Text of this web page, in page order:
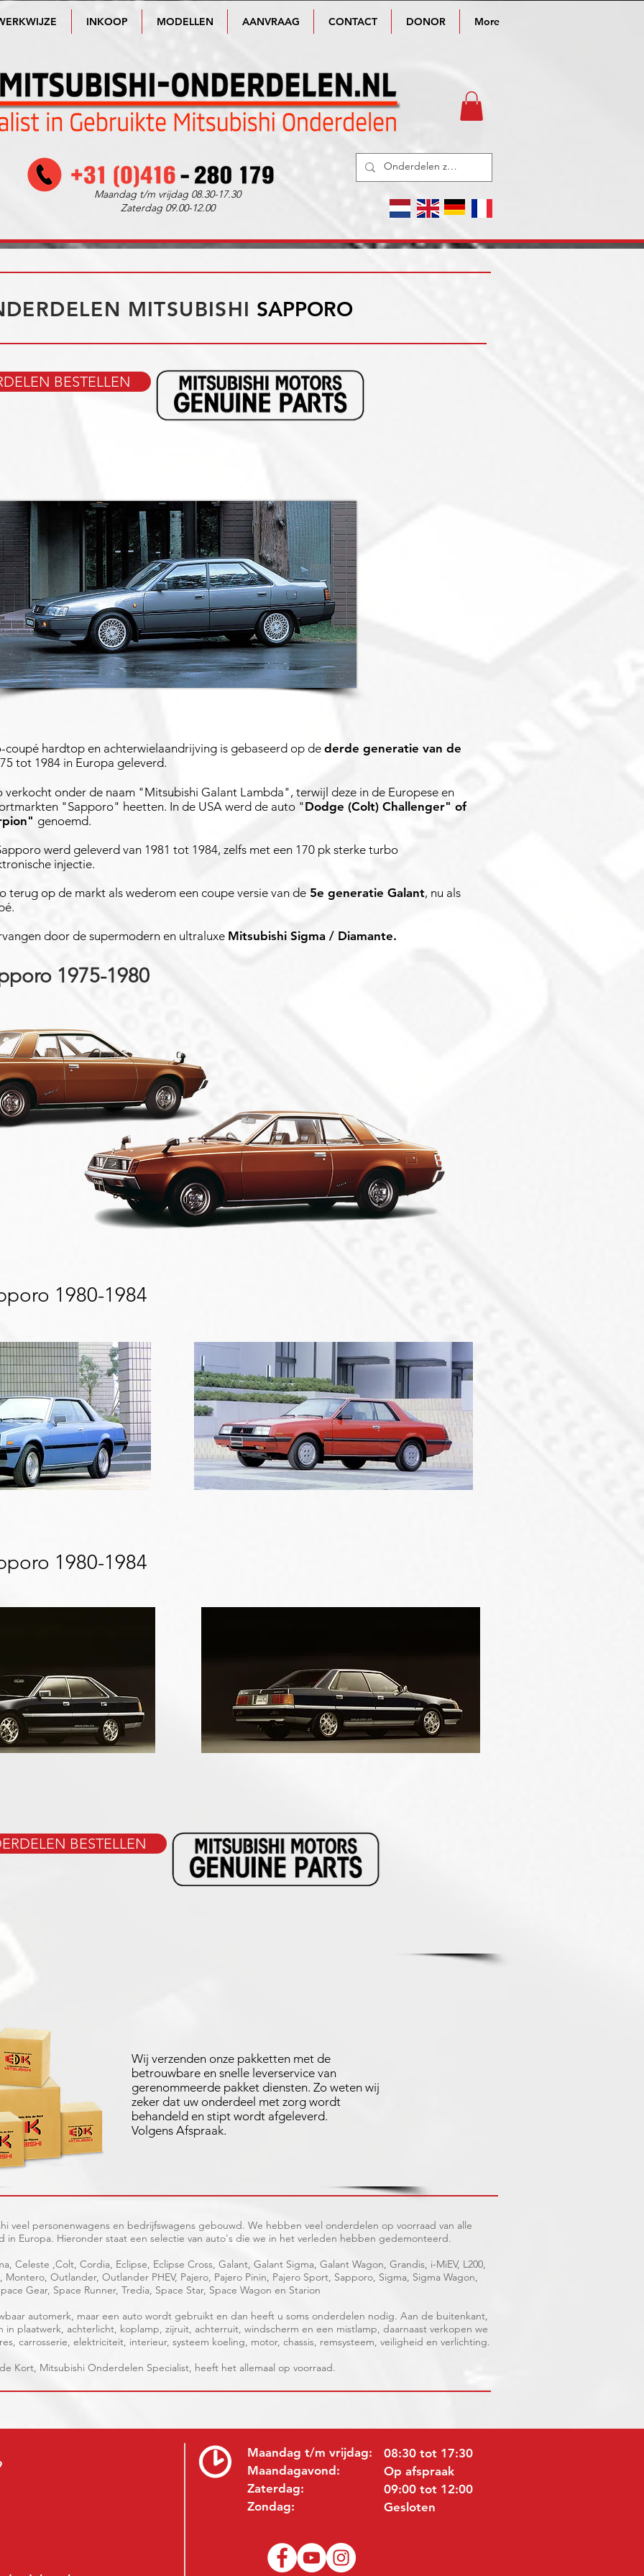
INKOOP MODELLEN AANVRAAG CONTACT DONOR More
Maandag t/m vrijdag 08.30-17.30
Zaterdag 09.00-12.00
MITSUBISHI SAPPORO
BESTELLEN
coupé hardtop en achterwielaandrijving is gebaseerd op de derde generatie van de
tot 1984 in Europa geleverd.
verkocht onder de naam "Mitsubishi Galant Lambda", terwijl deze in de Europese en
"Sapporo" heetten. In de USA werd de auto "Dodge (Colt) Challenger" of
genoemd.
werd geleverd van 1981 tot 1984, zelfs met een 170 pk sterke turbo
injectie.
terug op de markt als wederom een coupe versie van de 5e generatie Galant, nu als
door de supermodern en ultraluxe Mitsubishi Sigma / Diamante.
1975-1980
1980-1984
1980-1984
BESTELLEN
Wij verzenden onze pakketten met de
betrouwbare en snelle leverservice van
gerenommeerde pakket diensten. Zo weten wij
zeker dat uw onderdeel met zorg wordt
behandeld en stipt wordt afgeleverd.
Volgens Afspraak.
veel personenwagens en bedrijfswagens gebouwd. We hebben veel onderdelen op voorraad van alle
in Europa. Hieronder staat een selectie van auto's die we in het verleden hebben gedemonteerd.
Celeste ,Colt, Cordia, Eclipse, Eclipse Cross, Galant, Galant Sigma, Galant Wagon, Grandis, i-MiEV, L200,
Montero, Outlander, Outlander PHEV, Pajero, Pajero Pinin, Pajero Sport, Sapporo, Sigma, Sigma Wagon,
Gear, Space Runner, Tredia, Space Star, Space Wagon en Starion
automerk, maar een auto wordt gebruikt en dan heeft u soms onderdelen nodig. Aan de buitenkant,
plaatwerk, achterlicht, koplamp, zijruit, achterruit, windscherm en een mistlamp, daarnaast verkopen we
carrosserie, elektriciteit, interieur, systeem koeling, motor, chassis, remsysteem, veiligheid en verlichting.
Kort, Mitsubishi Onderdelen Specialist, heeft het allemaal op voorraad.
Maandag t/m vrijdag:
Maandagavond:
Zaterdag:
Zondag:
08:30 tot 17:30
Op afspraak
09:00 tot 12:00
Gesloten